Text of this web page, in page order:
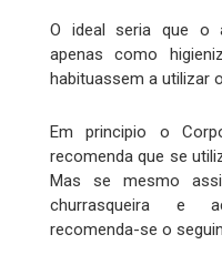
O ideal seria que o
apenas como
habituassem a utilizar
Em principio o
recomenda que se
Mas se mesmo
churrasqueira e
recomenda-se o